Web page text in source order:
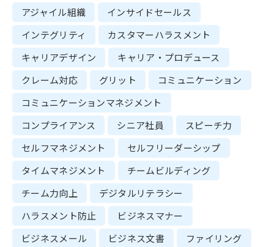
アジャイル組織
インサイドセールス
インテグリティ
カスタマーハラスメント
キャリアデザイン
キャリア・プロデュース
クレーム対応
グリット
コミュニケーション
コミュニケーションマネジメント
コンプライアンス
シニア社員
スピーチ力
セルフマネジメント
セルフリーダーシップ
タイムマネジメント
チームビルディング
チーム力向上
デジタルリテラシー
ハラスメント防止
ビジネスマナー
ビジネスメール
ビジネス文書
ファイリング